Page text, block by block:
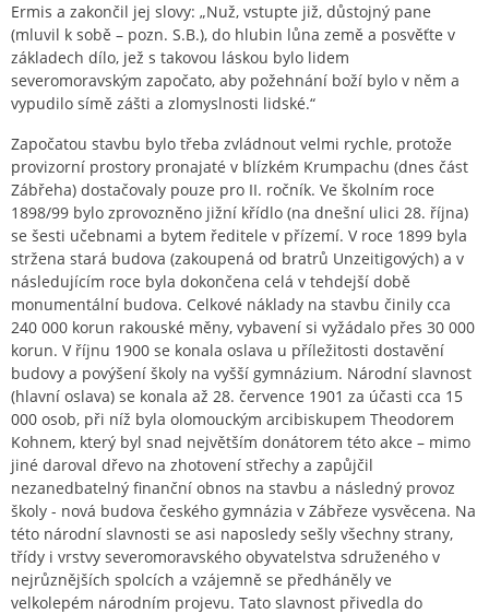
Ermis a zakončil jej slovy: „Nuž, vstupte již, důstojný pane
(mluvil k sobě – pozn. S.B.), do hlubin lůna země a posvěťte v
základech dílo, jež s takovou láskou bylo lidem
severomoravským započato, aby požehnání boží bylo v něm a
vypudilo símě zášti a zlomyslnosti lidské.“
Započatou stavbu bylo třeba zvládnout velmi rychle, protože
provizorní prostory pronajaté v blízkém Krumpachu (dnes část
Zábřeha) dostačovaly pouze pro II. ročník. Ve školním roce
1898/99 bylo zprovozněno jižní křídlo (na dnešní ulici 28. října)
se šesti učebnami a bytem ředitele v přízemí. V roce 1899 byla
stržena stará budova (zakoupená od bratrů Unzeitigových) a v
následujícím roce byla dokončena celá v tehdejší době
monumentální budova. Celkové náklady na stavbu činily cca
240 000 korun rakouské měny, vybavení si vyžádalo přes 30 000
korun. V říjnu 1900 se konala oslava u příležitosti dostavění
budovy a povýšení školy na vyšší gymnázium. Národní slavnost
(hlavní oslava) se konala až 28. července 1901 za účasti cca 15
000 osob, při níž byla olomouckým arcibiskupem Theodorem
Kohnem, který byl snad největším donátorem této akce – mimo
jiné daroval dřevo na zhotovení střechy a zapůjčil
nezanedbatelný finanční obnos na stavbu a následný provoz
školy - nová budova českého gymnázia v Zábřeze vysvěcena. Na
této národní slavnosti se asi naposledy sešly všechny strany,
třídy i vrstvy severomoravského obyvatelstva sdruženého v
nejrůznějších spolcích a vzájemně se předháněly ve
velkolepém národním projevu. Tato slavnost přivedla do